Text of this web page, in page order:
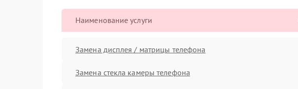
Наименование услуги
Замена дисплея / матрицы телефона
Замена стекла камеры телефона